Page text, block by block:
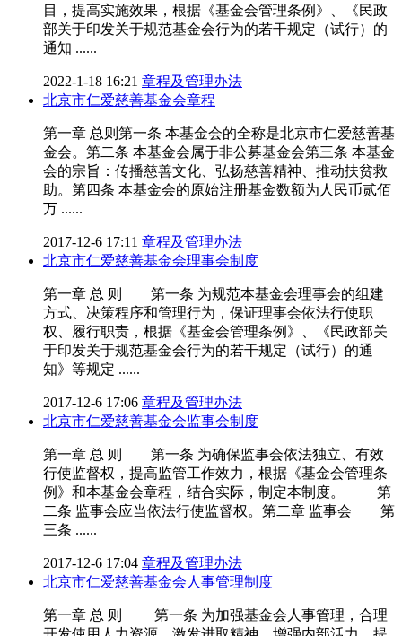
目，提高实施效果，根据《基金会管理条例》、《民政
部关于印发关于规范基金会行为的若干规定（试行）的
通知 ......
2022-1-18 16:21 章程及管理办法
北京市仁爱慈善基金会章程
第一章 总则第一条 本基金会的全称是北京市仁爱慈善基
金会。第二条 本基金会属于非公募基金会第三条 本基金
会的宗旨：传播慈善文化、弘扬慈善精神、推动扶贫救
助。第四条 本基金会的原始注册基金数额为人民币贰佰
万 ......
2017-12-6 17:11 章程及管理办法
北京市仁爱慈善基金会理事会制度
第一章 总 则 第一条 为规范本基金会理事会的组建
方式、决策程序和管理行为，保证理事会依法行使职
权、履行职责，根据《基金会管理条例》、《民政部关
于印发关于规范基金会行为的若干规定（试行）的通
知》等规定 ......
2017-12-6 17:06 章程及管理办法
北京市仁爱慈善基金会监事会制度
第一章 总 则 第一条 为确保监事会依法独立、有效
行使监督权，提高监管工作效力，根据《基金会管理条
例》和本基金会章程，结合实际，制定本制度。 第
二条 监事会应当依法行使监督权。第二章 监事会 第
三条 ......
2017-12-6 17:04 章程及管理办法
北京市仁爱慈善基金会人事管理制度
第一章 总 则 第一条 为加强基金会人事管理，合理